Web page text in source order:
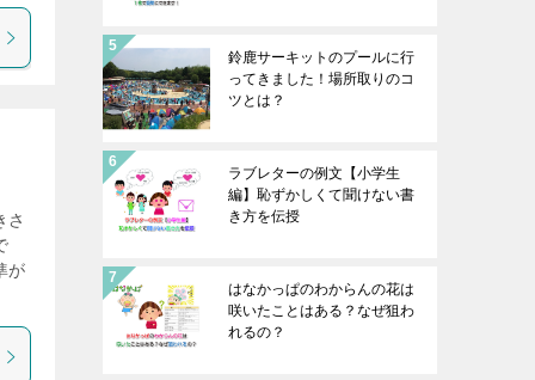
さ
が
鈴鹿サーキットのプールに行
ってきました！場所取りのコ
ツとは？
ラブレターの例文【小学生
編】恥ずかしくて聞けない書
き方を伝授
はなかっぱのわからんの花は
咲いたことはある？なぜ狙わ
れるの？